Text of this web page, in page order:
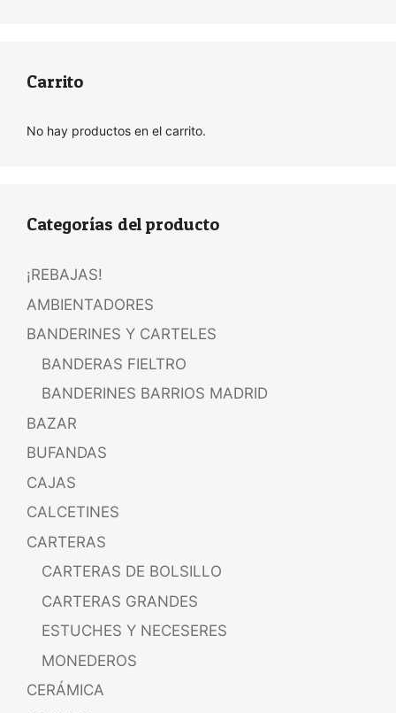
Carrito
No hay productos en el carrito.
Categorías del producto
¡REBAJAS!
AMBIENTADORES
BANDERINES Y CARTELES
BANDERAS FIELTRO
BANDERINES BARRIOS MADRID
BAZAR
BUFANDAS
CAJAS
CALCETINES
CARTERAS
CARTERAS DE BOLSILLO
CARTERAS GRANDES
ESTUCHES Y NECESERES
MONEDEROS
CERÁMICA